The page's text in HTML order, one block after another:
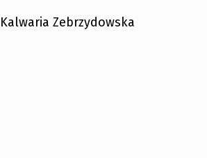
Zebrzydowska